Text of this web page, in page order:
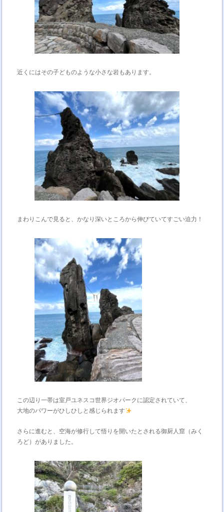
近くにはその子どものような小さな岩もあります。
まわりこんで見ると、かなり深いところから伸びていてすごい迫力！
この辺り一帯は室戸ユネスコ世界ジオパークに認定されていて、
大地のパワーがひしひしと感じられます
さらに進むと、空海が修行して悟りを開いたとされる御厨人窟（みく
ろど）がありました。